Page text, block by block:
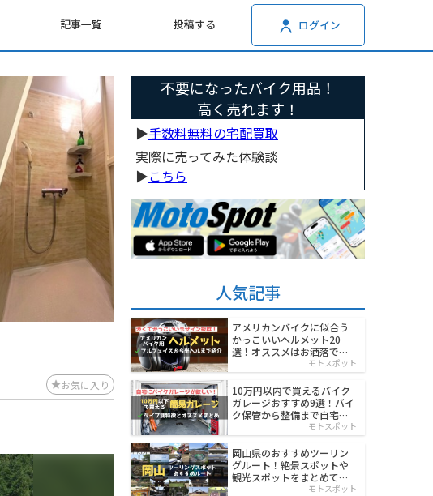
記事一覧 投稿する ログイン
お気に入り
不要になったバイク用品！
高く売れます！
▶︎手数料無料の宅配買取
実際に売ってみた体験談
▶︎こちら
人気記事
アメリカンバイクに似合う
かっこいいヘルメット20
選！オススメはお洒落でワ
モトスポット
10万円以内で買えるバイク
ガレージおすすめ9選！バイ
ク保管から整備まで自宅で
モトスポット
岡山県のおすすめツーリン
グルート！絶景スポットや
観光スポットをまとめて紹
モトスポット